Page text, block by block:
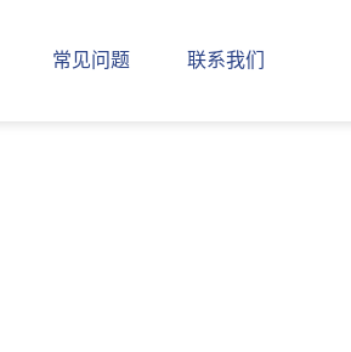
常见问题 联系我们